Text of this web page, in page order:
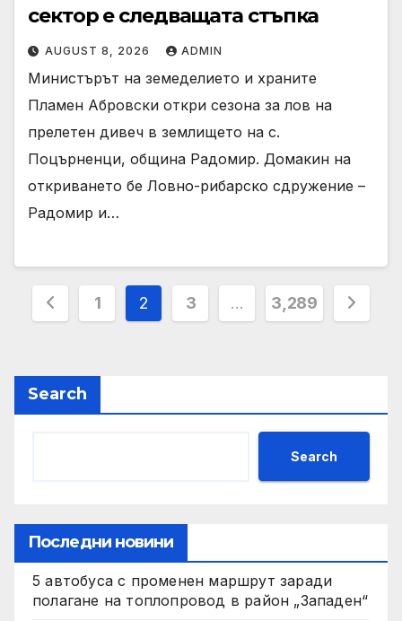
сектор е следващата стъпка
AUGUST 8, 2026 ADMIN
Министърът на земеделието и храните
Пламен Абровски откри сезона за лов на
прелетен дивеч в землището на с.
Поцърненци, община Радомир. Домакин на
откриването бе Ловно-рибарско сдружение –
Радомир и…
Posts
1 2 3 … 3,289
Search
Search
Последни новини
5 автобуса с променен маршрут заради
полагане на топлопровод в район „Западен“